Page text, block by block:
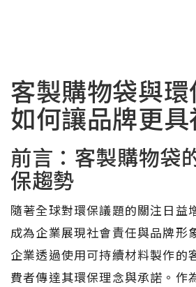
客製購物袋與環
如何讓品牌更
前言：客製購物袋
保趨勢
隨著全球對環保議題的關注日益
成為企業展現社會責任與品牌形
企業透過使用可持續材料製作的
費者傳達其環保理念與承諾。作